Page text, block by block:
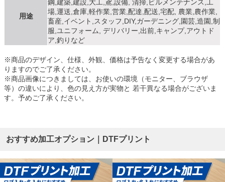
用途
鋼,建築,建設,大工,鳶,設備, 清掃,ビルメンテナンス,工
場,運送,倉庫,軽作業,営業,配達,配送,宅配, 農業,農作業,
畜産,イベント,スタッフ,DIY,ガーデニング,園芸,造園,制
服,ユニフォーム, デリバリー,出前,キャンプ,アウトド
ア,釣りなど
※商品のデザイン、仕様、外観、価格は予告なく変更する場合があ
りますのでご了承ください。
※商品画像につきましては、お使いの環境（モニター、ブラウザ
等）の違いにより、色の見え方が実物と 若干異なる場合がございま
す。予めご了承ください。
おすすめ加工オプション｜DTFプリント